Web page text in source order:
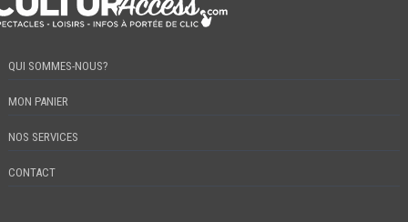
QUI SOMMES-NOUS?
MON PANIER
NOS SERVICES
CONTACT